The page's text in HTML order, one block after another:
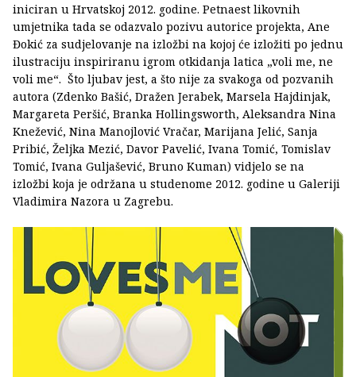
iniciran u Hrvatskoj 2012. godine. Petnaest likovnih
umjetnika tada se odazvalo pozivu autorice projekta, Ane
Đokić za sudjelovanje na izložbi na kojoj će izložiti po jednu
ilustraciju inspiriranu igrom otkidanja latica „voli me, ne
voli me“. Što ljubav jest, a što nije za svakoga od pozvanih
autora (Zdenko Bašić, Dražen Jerabek, Marsela Hajdinjak,
Margareta Peršić, Branka Hollingsworth, Aleksandra Nina
Knežević, Nina Manojlović Vračar, Marijana Jelić, Sanja
Pribić, Željka Mezić, Davor Pavelić, Ivana Tomić, Tomislav
Tomić, Ivana Guljašević, Bruno Kuman) vidjelo se na
izložbi koja je održana u studenome 2012. godine u Galeriji
Vladimira Nazora u Zagrebu.